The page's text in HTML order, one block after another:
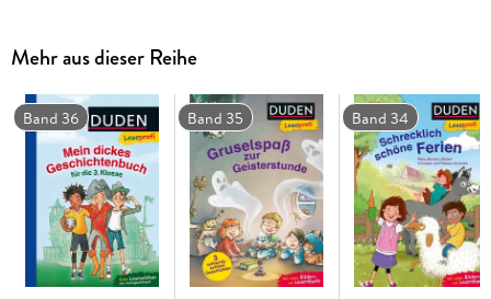
genau auf die Bedürfnisse der Kinder zugeschnitten. Kleine
Leserätsel begleiten beim Lesen. Ein tolles Lesezeichen dient
als Lösungsschlüssel, und auf jeden Leser wartet eine
Überraschung zum Download.
Alle Titel der Reihe werden bei Antolin gelistet.
+++ Duden - von Anfang an richtig! +++
Mehr aus dieser Reihe
Band 36 Band 35 Band 34